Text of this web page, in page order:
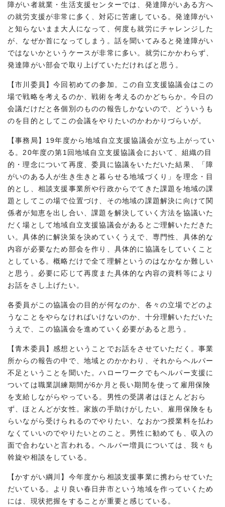
障がい者就業・生活支援センターでは、発達障がいある方へ
の就労支援が非常に多く、対応に苦慮している。発達障がい
と知らないまま大人になって、何度も就労にチャレンジした
が、なぜか首になってしまう。話を聞いてみると発達障がい
ではないかというケースが非常に多い。就労にかかわらず、
発達障がい部会で取り上げていただければと思う。
【市川委員】今回初めての参加。この自立支援協議会はこの
場で戦略を考えるのか、戦術を考えるのかどちらか。今日の
会議だけだと各個別のものの報告しかないので、どういうも
のを目的としてこの会議をやりたいのかわかりづらいが。
【事務局】19年度から地域自立支援協議会が立ち上がってい
る。20年度の第1回地域自立支援協議会において、組織の目
的・理念について再度、委員に協議をいただいた結果、「障
がいのある人が生き生きと暮らせる地域づくり」を理念・目
的とし、相談支援事業所や行政からでてきた課題を地域の課
題としてこの場で位置づけ、その地域の課題解決に向けて関
係者が知恵を出し合い、課題を解決していく方法を協議いた
だく場として地域自立支援協議会があるとご理解いただきた
い。具体的に解決策を決めていくうえで、専門性、具体的な
内容が必要なため部会を作り、具体的に協議をしていくこと
としている。概略だけで全て理解というのはなかなか難しい
と思う。必要に応じて再度また具体的な内容の資料等により
お話をさし上げたい。
各委員がこの協議会の目的が何なのか、各々の立場でどのよ
うなことをやらなければいけないのか、十分理解いただいた
うえで、この協議会を進めていく必要があると思う。
【青木委員】感想ということでお話をさせていただく。事業
所からの報告の中で、地域とのかかわり、それからヘルパー
不足ということを聞いた。ハローワークでもヘルパー支援に
ついては職業訓練期間が6か月と長い期間を使って雇用保険
を支給しながらやっている。男性の受講者はほとんどおら
ず、ほとんどが女性。家族の手助けがしたい、雇用保険をも
らいながら受けられるのでやりたい、なおかつ授業料を払わ
なくていいのでやりたいとのこと。男性に勧めても、収入の
面で合わないと言われる。ヘルパー増員については、我々も
斡旋や相談をしている。
【かすがい綱川】今年度から相談支援事業に携わらせていた
だいている。より良い春日井市という地域を作っていくため
には、現状把握をすることが重要と感じている。